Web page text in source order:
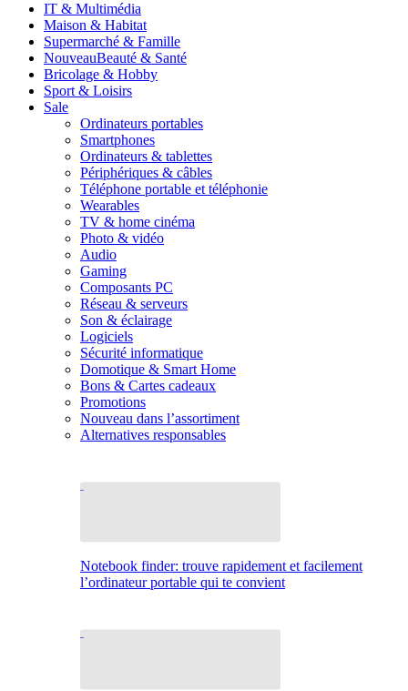
IT & Multimédia
Maison & Habitat
Supermarché & Famille
NouveauBeauté & Santé
Bricolage & Hobby
Sport & Loisirs
Sale
Ordinateurs portables
Smartphones
Ordinateurs & tablettes
Périphériques & câbles
Téléphone portable et téléphonie
Wearables
TV & home cinéma
Photo & vidéo
Audio
Gaming
Composants PC
Réseau & serveurs
Son & éclairage
Logiciels
Sécurité informatique
Domotique & Smart Home
Bons & Cartes cadeaux
Promotions
Nouveau dans l’assortiment
Alternatives responsables
Notebook finder: trouve rapidement et facilement
l’ordinateur portable qui te convient